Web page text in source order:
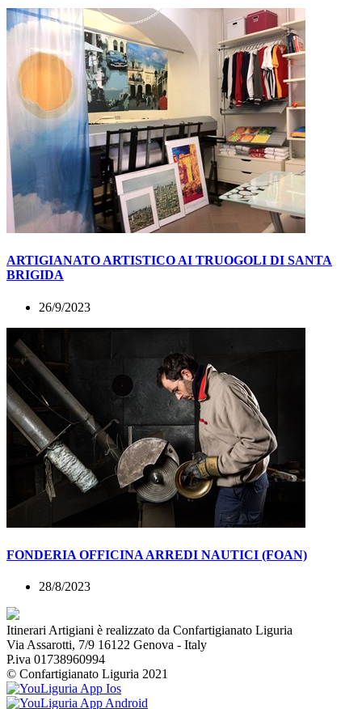
ARTIGIANATO ARTISTICO AI TRUOGOLI DI SANTA
BRIGIDA
26/9/2023
FONDERIA OFFICINA ARREDI NAUTICI (FOAN)
28/8/2023
Itinerari Artigiani è realizzato da Confartigianato Liguria
Via Assarotti, 7/9 16122 Genova - Italy
P.iva 01738960994
© Confartigianato Liguria 2021